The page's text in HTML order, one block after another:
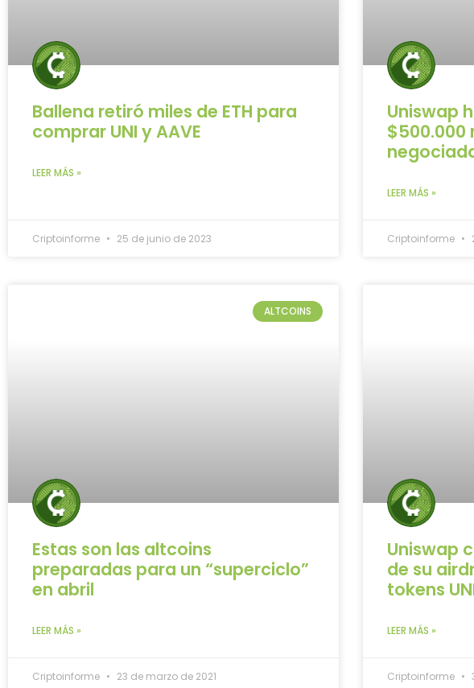
Ballena retiró miles de ETH para
comprar UNI y AAVE
LEER MÁS »
Criptoinforme 25 de junio de 2023
Uniswap
$500.000
LEER MÁS »
Criptoinforme
ALTCOINS
Estas son las altcoins
preparadas para un “superciclo”
en abril
LEER MÁS »
Criptoinforme 23 de marzo de 2021
Uniswap
de su
tokens
LEER MÁS »
Criptoinforme